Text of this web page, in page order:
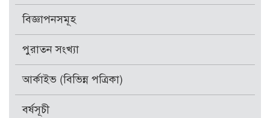
বিজ্ঞাপনসমূহ
পুরাতন সংখ্যা
আর্কাইভ (বিভিন্ন পত্রিকা)
বর্ষসূচী